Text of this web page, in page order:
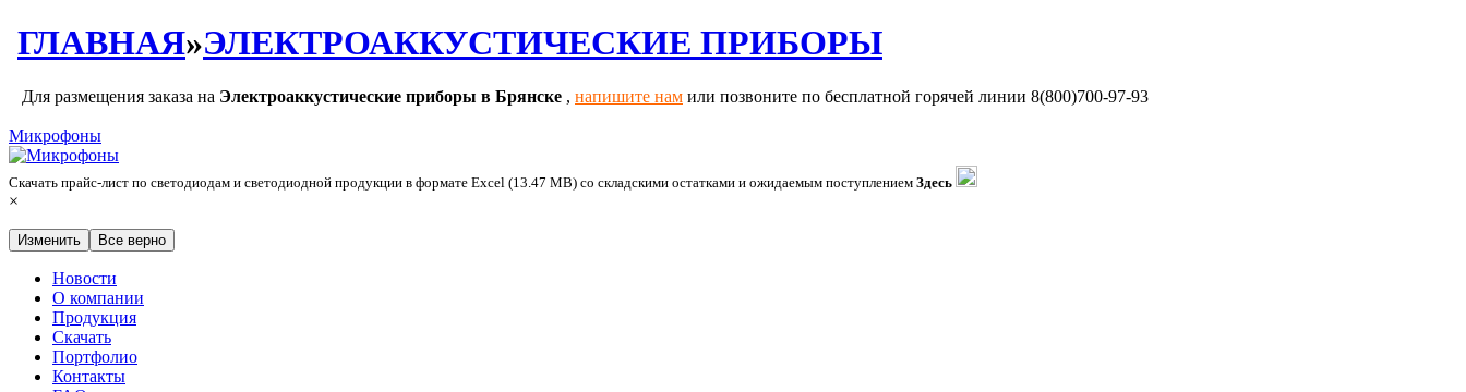
ГЛАВНАЯ»ЭЛЕКТРОАККУСТИЧЕСКИЕ ПРИБОРЫ
Для размещения заказа на Электроаккустические приборы в Брянске , напишите нам или позвоните по бесплатной горячей линии 8(800)700-97-93
Микрофоны
Скачать прайс-лист по светодиодам и светодиодной продукции в формате Excel (13.47 MB) со складскими остатками и ожидаемым поступлением Здесь
×
Изменить Все верно
Новости
О компании
Продукция
Скачать
Портфолио
Контакты